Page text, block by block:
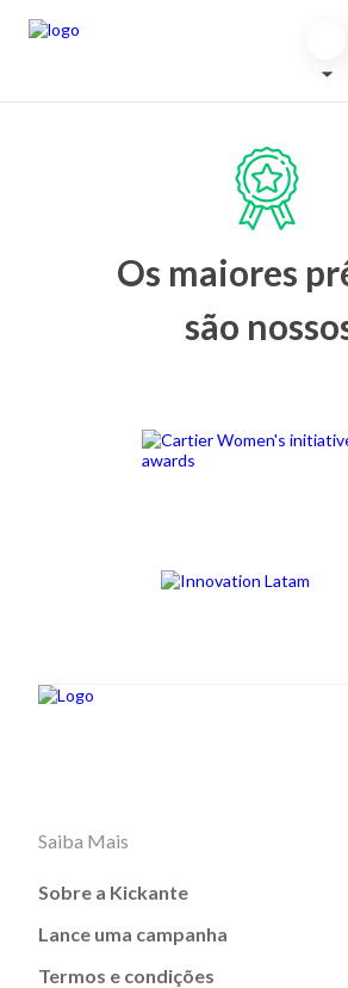
Os maiores
são
Saiba Mais
Sobre a Kickante
Lance uma campanha
Termos e condições